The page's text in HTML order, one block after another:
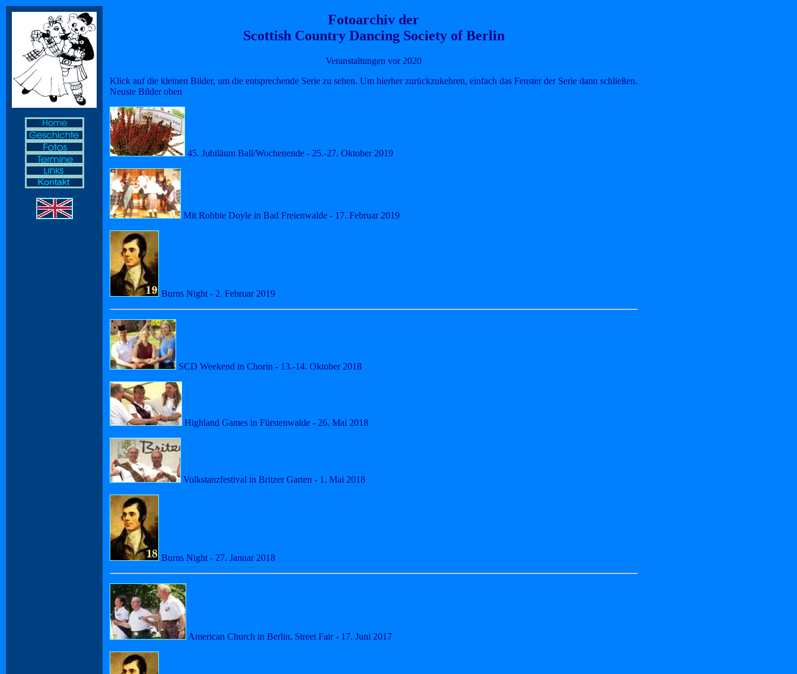
Fotoarchiv der
Scottish Country Dancing Society of Berlin
Veranstaltungen vor 2020
Klick auf die kleinen Bilder, um die entsprechende Serie zu sehen. Um hierher zurückzukehren, einfach das Fenster der Serie dann schließen.
Neuste Bilder oben
45. Jubiläum Ball/Wochenende - 25.-27. Oktober 2019
Mit Robbie Doyle in Bad Freienwalde - 17. Februar 2019
Burns Night - 2. Februar 2019
SCD Weekend in Chorin - 13.-14. Oktober 2018
Highland Games in Fürstenwalde - 26. Mai 2018
Volkstanzfestival in Britzer Garten - 1. Mai 2018
Burns Night - 27. Januar 2018
American Church in Berlin, Street Fair - 17. Juni 2017